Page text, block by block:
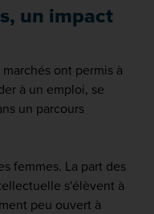
un impact
ont permis à
à un emploi, se
un parcours
femmes. La part des
s'élèvent à
peu ouvert à